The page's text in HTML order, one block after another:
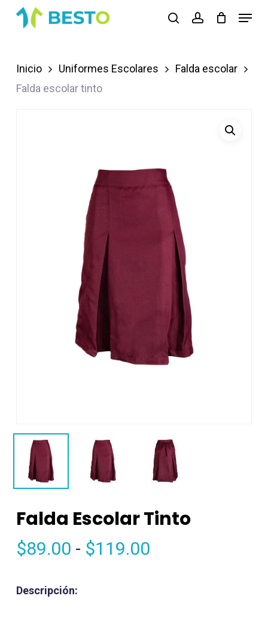
Skip
content
searchaccount
Menu
Inicio Uniformes Escolares
Falda escolar
Falda escolar tinto
Falda Escolar Tinto
$89.00 - $119.00Rango
Descripción: